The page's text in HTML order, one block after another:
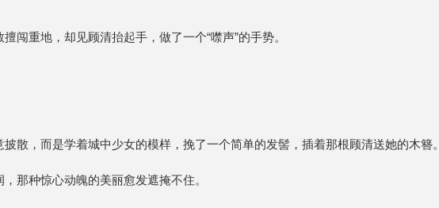
闯重地，却见顾清抬起手，做了一个“噤声”的手势。
散，而是学着城中少女的模样，挽了一个简单的发髻，插着那根顾清送她的木簪。
那种惊心动魄的美丽愈发遮掩不住。